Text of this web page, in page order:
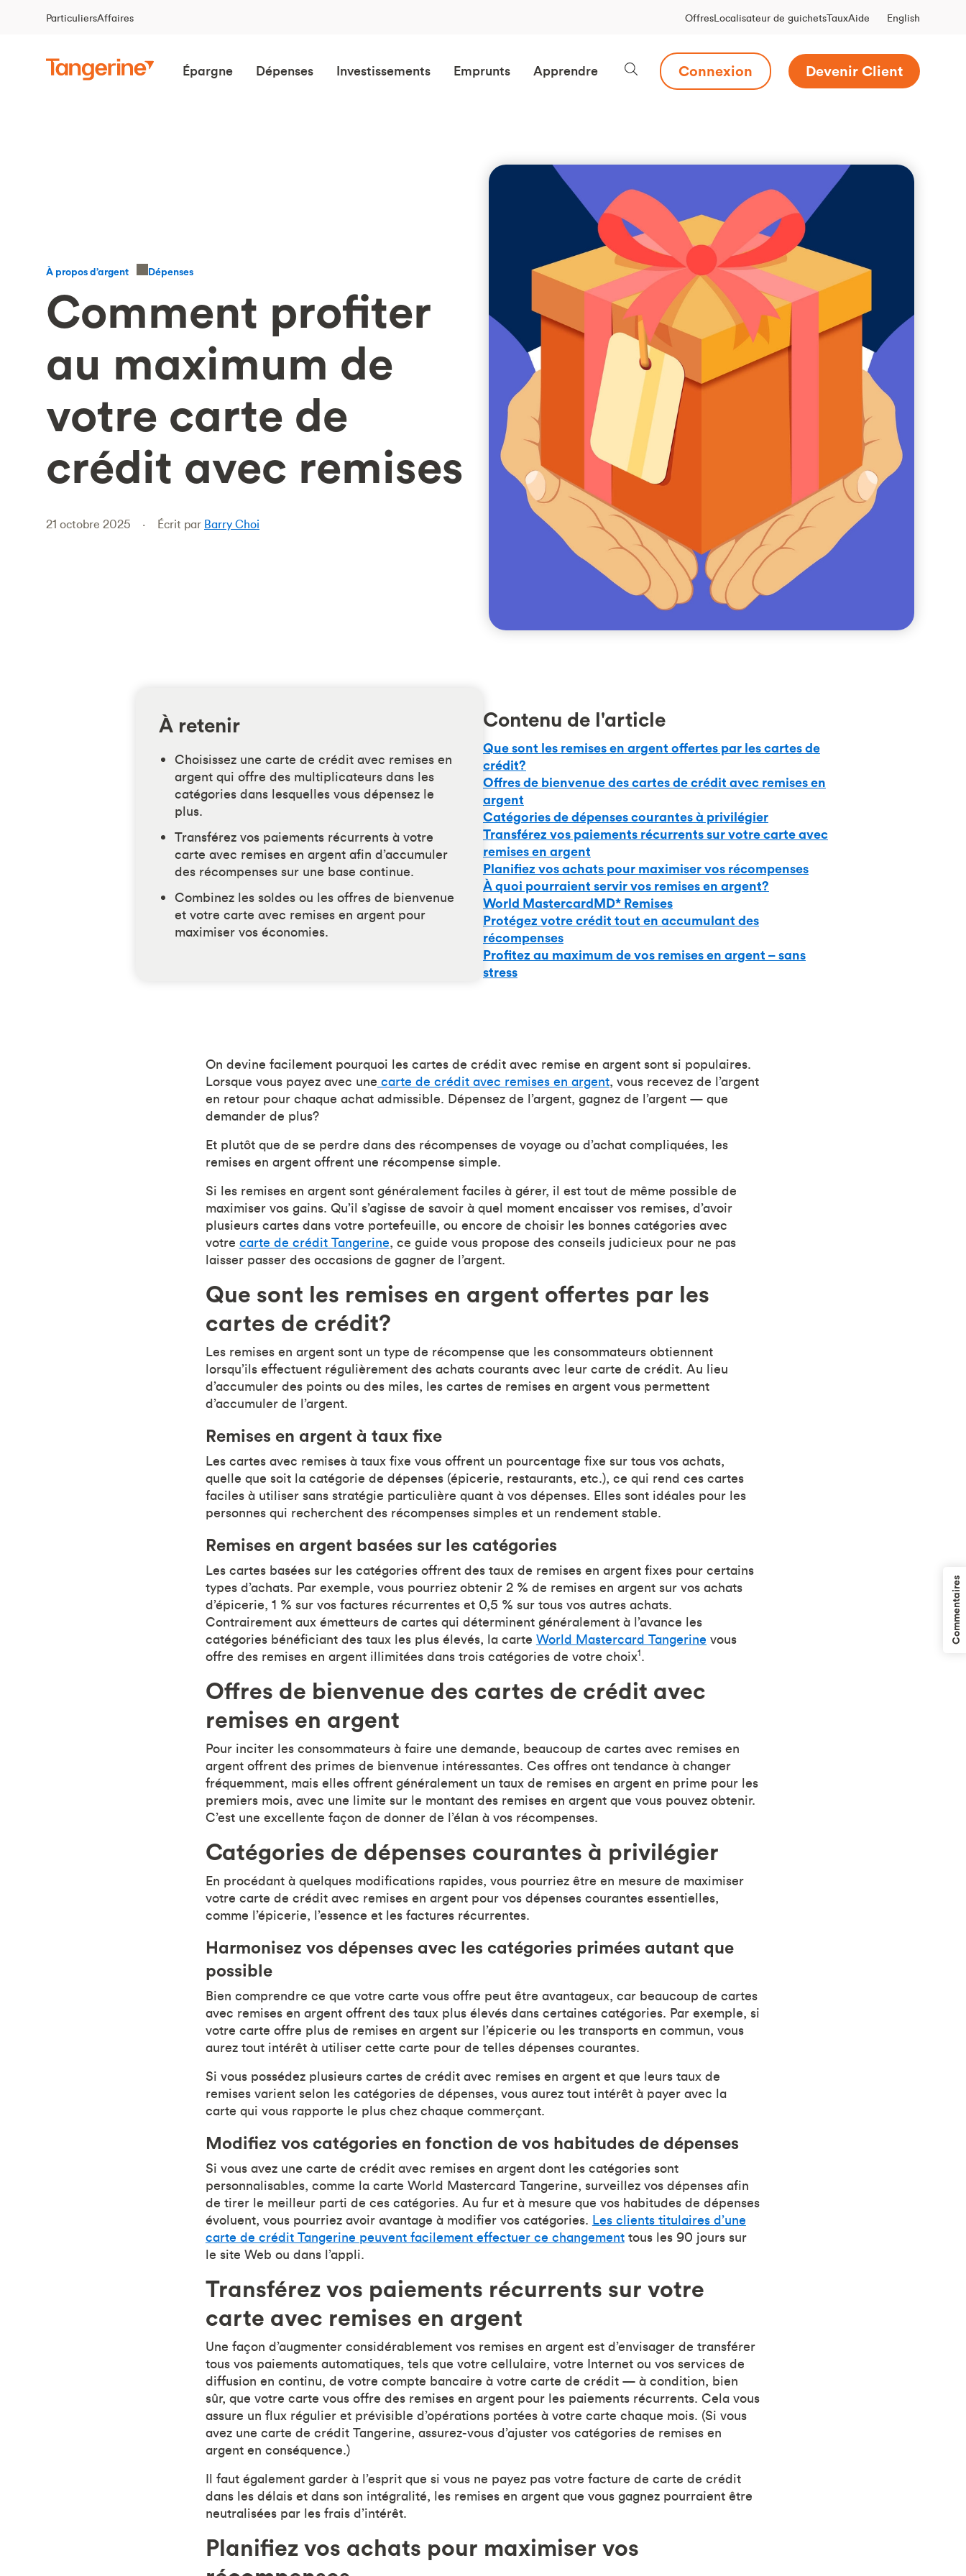
ParticuliersAffaires OffresLocalisateur de guichetsTauxAide English
Épargne Dépenses Investissements Emprunts Apprendre Connexion Devenir Client
À propos d’argent Dépenses
Comment profiter
au maximum de
votre carte de
crédit avec remises
21 octobre 2025 Écrit par Barry Choi
À retenir
Choisissez une carte de crédit avec remises en
argent qui offre des multiplicateurs dans les
catégories dans lesquelles vous dépensez le
plus.
Transférez vos paiements récurrents à votre
carte avec remises en argent afin d’accumuler
des récompenses sur une base continue.
Combinez les soldes ou les offres de bienvenue
et votre carte avec remises en argent pour
maximiser vos économies.
Contenu de l'article
Que sont les remises en argent offertes par les cartes de
crédit?
Offres de bienvenue des cartes de crédit avec remises en
argent
Catégories de dépenses courantes à privilégier
Transférez vos paiements récurrents sur votre carte avec
remises en argent
Planifiez vos achats pour maximiser vos récompenses
À quoi pourraient servir vos remises en argent?
World MastercardMD* Remises
Protégez votre crédit tout en accumulant des
récompenses
Profitez au maximum de vos remises en argent – sans
stress
On devine facilement pourquoi les cartes de crédit avec remise en argent sont si populaires.
Lorsque vous payez avec une carte de crédit avec remises en argent, vous recevez de l’argent
en retour pour chaque achat admissible. Dépensez de l’argent, gagnez de l’argent — que
demander de plus?
Et plutôt que de se perdre dans des récompenses de voyage ou d’achat compliquées, les
remises en argent offrent une récompense simple.
Si les remises en argent sont généralement faciles à gérer, il est tout de même possible de
maximiser vos gains. Qu’il s’agisse de savoir à quel moment encaisser vos remises, d’avoir
plusieurs cartes dans votre portefeuille, ou encore de choisir les bonnes catégories avec
votre carte de crédit Tangerine, ce guide vous propose des conseils judicieux pour ne pas
laisser passer des occasions de gagner de l’argent.
Que sont les remises en argent offertes par les
cartes de crédit?
Les remises en argent sont un type de récompense que les consommateurs obtiennent
lorsqu’ils effectuent régulièrement des achats courants avec leur carte de crédit. Au lieu
d’accumuler des points ou des miles, les cartes de remises en argent vous permettent
d’accumuler de l’argent.
Remises en argent à taux fixe
Les cartes avec remises à taux fixe vous offrent un pourcentage fixe sur tous vos achats,
quelle que soit la catégorie de dépenses (épicerie, restaurants, etc.), ce qui rend ces cartes
faciles à utiliser sans stratégie particulière quant à vos dépenses. Elles sont idéales pour les
personnes qui recherchent des récompenses simples et un rendement stable.
Remises en argent basées sur les catégories
Les cartes basées sur les catégories offrent des taux de remises en argent fixes pour certains
types d’achats. Par exemple, vous pourriez obtenir 2 % de remises en argent sur vos achats
d’épicerie, 1 % sur vos factures récurrentes et 0,5 % sur tous vos autres achats.
Contrairement aux émetteurs de cartes qui déterminent généralement à l’avance les
catégories bénéficiant des taux les plus élevés, la carte World Mastercard Tangerine vous
offre des remises en argent illimitées dans trois catégories de votre choix1.
Offres de bienvenue des cartes de crédit avec
remises en argent
Pour inciter les consommateurs à faire une demande, beaucoup de cartes avec remises en
argent offrent des primes de bienvenue intéressantes. Ces offres ont tendance à changer
fréquemment, mais elles offrent généralement un taux de remises en argent en prime pour les
premiers mois, avec une limite sur le montant des remises en argent que vous pouvez obtenir.
C’est une excellente façon de donner de l’élan à vos récompenses.
Catégories de dépenses courantes à privilégier
En procédant à quelques modifications rapides, vous pourriez être en mesure de maximiser
votre carte de crédit avec remises en argent pour vos dépenses courantes essentielles,
comme l’épicerie, l’essence et les factures récurrentes.
Harmonisez vos dépenses avec les catégories primées autant que
possible
Bien comprendre ce que votre carte vous offre peut être avantageux, car beaucoup de cartes
avec remises en argent offrent des taux plus élevés dans certaines catégories. Par exemple, si
votre carte offre plus de remises en argent sur l’épicerie ou les transports en commun, vous
aurez tout intérêt à utiliser cette carte pour de telles dépenses courantes.
Si vous possédez plusieurs cartes de crédit avec remises en argent et que leurs taux de
remises varient selon les catégories de dépenses, vous aurez tout intérêt à payer avec la
carte qui vous rapporte le plus chez chaque commerçant.
Modifiez vos catégories en fonction de vos habitudes de dépenses
Si vous avez une carte de crédit avec remises en argent dont les catégories sont
personnalisables, comme la carte World Mastercard Tangerine, surveillez vos dépenses afin
de tirer le meilleur parti de ces catégories. Au fur et à mesure que vos habitudes de dépenses
évoluent, vous pourriez avoir avantage à modifier vos catégories. Les clients titulaires d’une
carte de crédit Tangerine peuvent facilement effectuer ce changementtous les 90 jours sur
le site Web ou dans l’appli.
Transférez vos paiements récurrents sur votre
carte avec remises en argent
Une façon d’augmenter considérablement vos remises en argent est d’envisager de transférer
tous vos paiements automatiques, tels que votre cellulaire, votre Internet ou vos services de
diffusion en continu, de votre compte bancaire à votre carte de crédit — à condition, bien
sûr, que votre carte vous offre des remises en argent pour les paiements récurrents. Cela vous
assure un flux régulier et prévisible d’opérations portées à votre carte chaque mois. (Si vous
avez une carte de crédit Tangerine, assurez-vous d’ajuster vos catégories de remises en
argent en conséquence.)
Il faut également garder à l’esprit que si vous ne payez pas votre facture de carte de crédit
dans les délais et dans son intégralité, les remises en argent que vous gagnez pourraient être
neutralisées par les frais d’intérêt.
Planifiez vos achats pour maximiser vos
Commentaires